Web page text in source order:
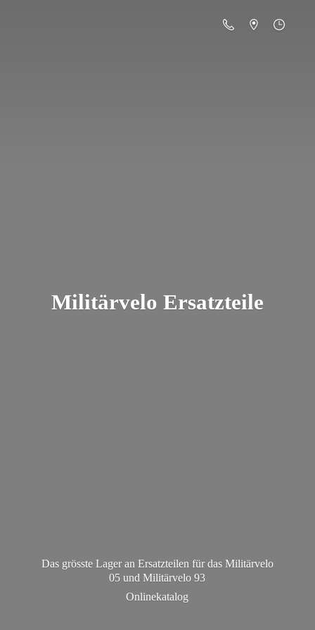
Militärvelo Ersatzteile
Das grösste Lager an Ersatzteilen für das Militärvelo
05 und Militärvelo 93
Onlinekatalog